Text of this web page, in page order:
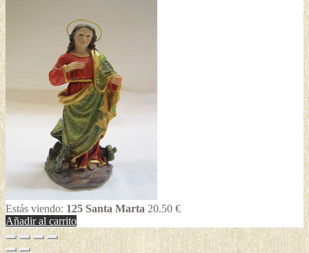
Estás viendo: 125 Santa Marta 20.50 €
Añadir al carrito